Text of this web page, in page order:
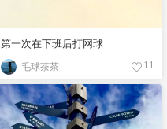
第一次在下班后打网球
毛球茶茶 11